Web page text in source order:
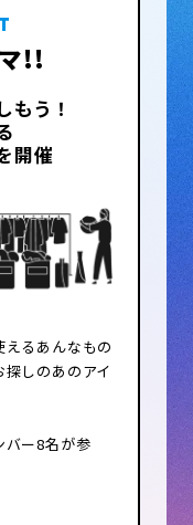
!!
もう！
開催
るあんなもの
しのあのアイ
バー8名が参